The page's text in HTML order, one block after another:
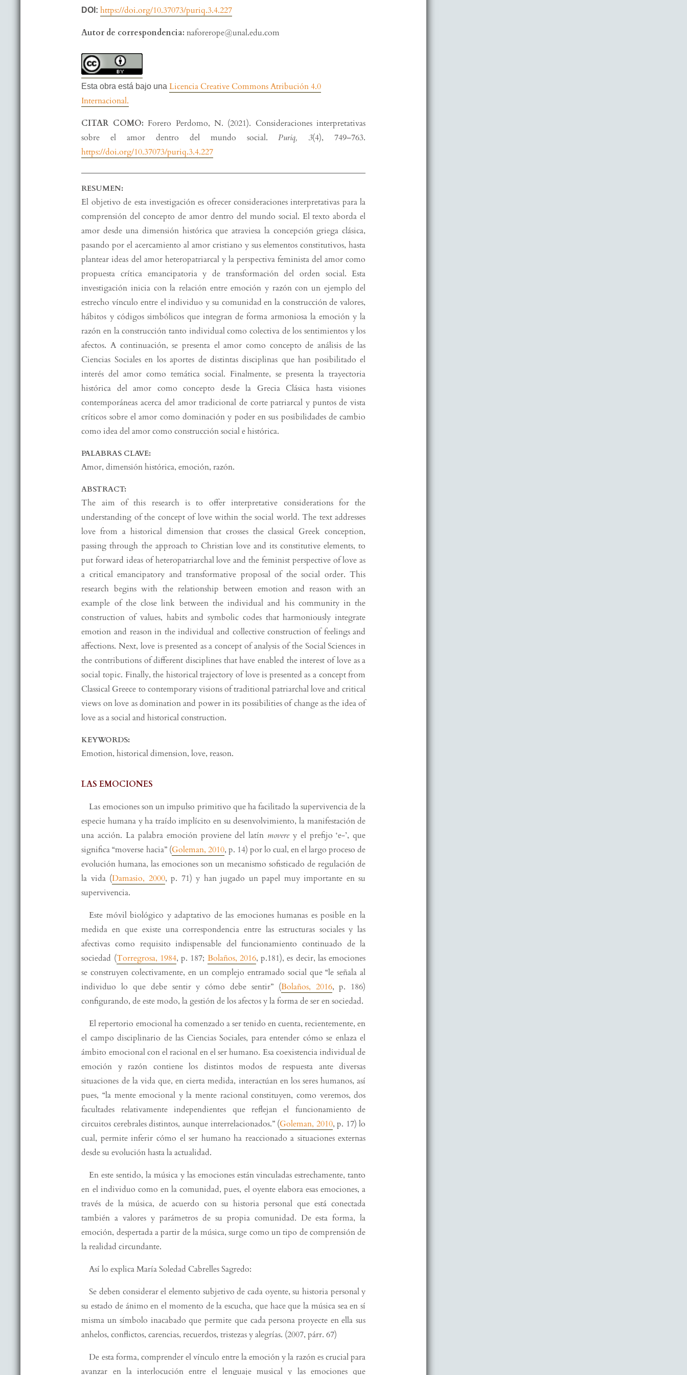
DOI:https://doi.org/10.37073/puriq.3.4.227
Autor de correspondencia:naforerope@unal.edu.com
Esta obra está bajo unaLicencia Creative Commons Atribución 4.0
Internacional.
CITAR COMO: Forero Perdomo, N. (2021). Consideraciones interpretativas
sobre el amor dentro del mundo social.Puriq, 3(4), 749–763.
https://doi.org/10.37073/puriq.3.4.227
RESUMEN:
El objetivo de esta investigación es ofrecer consideraciones interpretativas para la
comprensión del concepto de amor dentro del mundo social. El texto aborda el
amor desde una dimensión histórica que atraviesa la concepción griega clásica,
pasando por el acercamiento al amor cristiano y sus elementos constitutivos, hasta
plantear ideas del amor heteropatriarcal y la perspectiva feminista del amor como
propuesta crítica emancipatoria y de transformación del orden social. Esta
investigación inicia con la relación entre emoción y razón con un ejemplo del
estrecho vínculo entre el individuo y su comunidad en la construcción de valores,
hábitos y códigos simbólicos que integran de forma armoniosa la emoción y la
razón en la construcción tanto individual como colectiva de los sentimientos y los
afectos. A continuación, se presenta el amor como concepto de análisis de las
Ciencias Sociales en los aportes de distintas disciplinas que han posibilitado el
interés del amor como temática social. Finalmente, se presenta la trayectoria
histórica del amor como concepto desde la Grecia Clásica hasta visiones
contemporáneas acerca del amor tradicional de corte patriarcal y puntos de vista
críticos sobre el amor como dominación y poder en sus posibilidades de cambio
como idea del amor como construcción social e histórica.
PALABRAS CLAVE:
Amor, dimensión histórica, emoción, razón.
ABSTRACT:
The aim of this research is to offer interpretative considerations for the
understanding of the concept of love within the social world. The text addresses
love from a historical dimension that crosses the classical Greek conception,
passing through the approach to Christian love and its constitutive elements, to
put forward ideas of heteropatriarchal love and the feminist perspective of love as
a critical emancipatory and transformative proposal of the social order. This
research begins with the relationship between emotion and reason with an
example of the close link between the individual and his community in the
construction of values, habits and symbolic codes that harmoniously integrate
emotion and reason in the individual and collective construction of feelings and
affections. Next, love is presented as a concept of analysis of the Social Sciences in
the contributions of different disciplines that have enabled the interest of love as a
social topic. Finally, the historical trajectory of love is presented as a concept from
Classical Greece to contemporary visions of traditional patriarchal love and critical
views on love as domination and power in its possibilities of change as the idea of
love as a social and historical construction.
KEYWORDS:
Emotion, historical dimension, love, reason.
LAS EMOCIONES
Las emociones son un impulso primitivo que ha facilitado la supervivencia de la
especie humana y ha traído implícito en su desenvolvimiento, la manifestación de
una acción. La palabra emoción proviene del latín moverey el prefijo ‘e-’, que
significa “moverse hacia” (Goleman, 2010, p. 14) por lo cual, en el largo proceso de
evolución humana, las emociones son un mecanismo sofisticado de regulación de
la vida (Damasio, 2000, p. 71) y han jugado un papel muy importante en su
supervivencia.
Este móvil biológico y adaptativo de las emociones humanas es posible en la
medida en que existe una correspondencia entre las estructuras sociales y las
afectivas como requisito indispensable del funcionamiento continuado de la
sociedad (Torregrosa, 1984, p. 187; Bolaños, 2016, p.181), es decir, las emociones
se construyen colectivamente, en un complejo entramado social que “le señala al
individuo lo que debe sentir y cómo debe sentir” (Bolaños, 2016, p. 186)
configurando, de este modo, la gestión de los afectos y la forma de ser en sociedad.
El repertorio emocional ha comenzado a ser tenido en cuenta, recientemente, en
el campo disciplinario de las Ciencias Sociales, para entender cómo se enlaza el
ámbito emocional con el racional en el ser humano. Esa coexistencia individual de
emoción y razón contiene los distintos modos de respuesta ante diversas
situaciones de la vida que, en cierta medida, interactúan en los seres humanos, así
pues, “la mente emocional y la mente racional constituyen, como veremos, dos
facultades relativamente independientes que reflejan el funcionamiento de
circuitos cerebrales distintos, aunque interrelacionados.” (Goleman, 2010, p. 17) lo
cual, permite inferir cómo el ser humano ha reaccionado a situaciones externas
desde su evolución hasta la actualidad.
En este sentido, la música y las emociones están vinculadas estrechamente, tanto
en el individuo como en la comunidad, pues, el oyente elabora esas emociones, a
través de la música, de acuerdo con su historia personal que está conectada
también a valores y parámetros de su propia comunidad. De esta forma, la
emoción, despertada a partir de la música, surge como un tipo de comprensión de
la realidad circundante.
Así lo explica María Soledad Cabrelles Sagredo:
Se deben considerar el elemento subjetivo de cada oyente, su historia personal y
su estado de ánimo en el momento de la escucha, que hace que la música sea en sí
misma un símbolo inacabado que permite que cada persona proyecte en ella sus
anhelos, conflictos, carencias, recuerdos, tristezas y alegrías. (2007, párr. 67)
De esta forma, comprender el vínculo entre la emoción y la razón es crucial para
avanzar en la interlocución entre el lenguaje musical y las emociones que